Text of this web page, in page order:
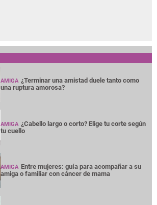
AMIGA ¿Terminar una amistad duele tanto como
una ruptura amorosa?
AMIGA ¿Cabello largo o corto? Elige tu corte según
tu cuello
AMIGA Entre mujeres: guía para acompañar a su
amiga o familiar con cáncer de mama